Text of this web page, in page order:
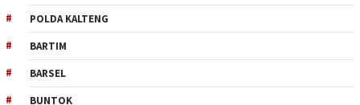
POLDA KALTENG
BARTIM
BARSEL
BUNTOK